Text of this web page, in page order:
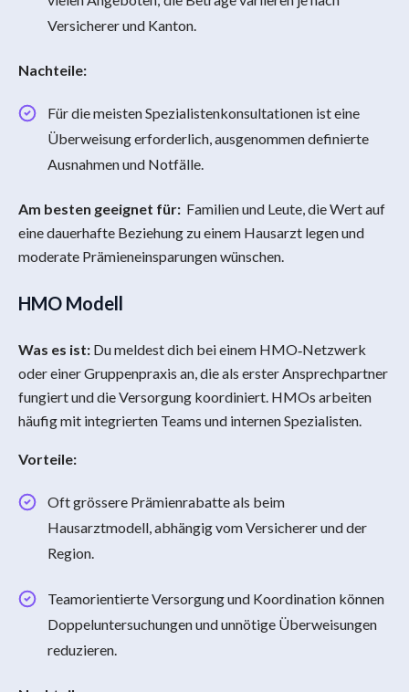
Versicherer und Kanton.
Nachteile:
Für die meisten Spezialistenkonsultationen ist eine
Überweisung erforderlich, ausgenommen definierte
Ausnahmen und Notfälle.
Am besten geeignet für: Familien und Leute, die Wert auf
eine dauerhafte Beziehung zu einem Hausarzt legen und
moderate Prämieneinsparungen wünschen.
HMO Modell
Was es ist: Du meldest dich bei einem HMO‑Netzwerk
oder einer Gruppenpraxis an, die als erster Ansprechpartner
fungiert und die Versorgung koordiniert. HMOs arbeiten
häufig mit integrierten Teams und internen Spezialisten.
Vorteile:
Oft grössere Prämienrabatte als beim
Hausarztmodell, abhängig vom Versicherer und der
Region.
Teamorientierte Versorgung und Koordination können
Doppeluntersuchungen und unnötige Überweisungen
reduzieren.